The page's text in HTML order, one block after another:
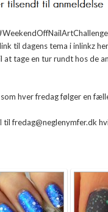
til dagens tema i inlinkz
tage en tur rundt hos de
hver fredag følger en
fredag@neglenymfer.dk